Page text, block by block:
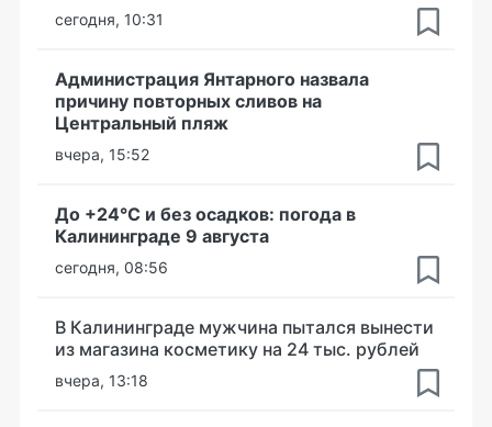
сегодня, 10:31
Администрация Янтарного назвала
причину повторных сливов на
Центральный пляж
вчера, 15:52
До +24°С и без осадков: погода в
Калининграде 9 августа
сегодня, 08:56
В Калининграде мужчина пытался вынести
из магазина косметику на 24 тыс. рублей
вчера, 13:18